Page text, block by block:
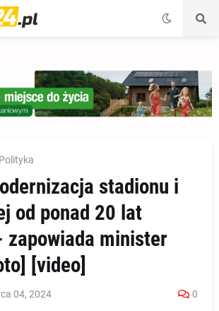
Polityka
stadionu i
od ponad 20 lat
zapowiada minister
[video]
04, 2024 0